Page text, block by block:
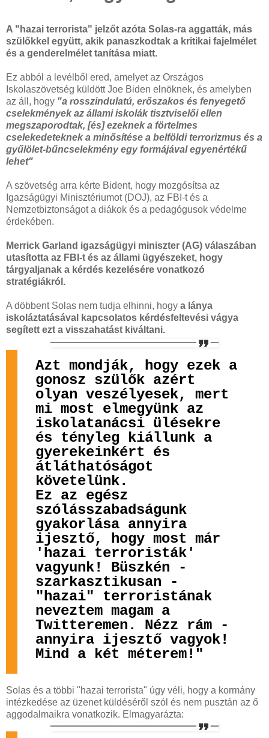
A "hazai terrorista" jelzőt azóta Solas-ra aggatták, más
szülőkkel együtt, akik panaszkodtak a kritikai fajelmélet
és a genderelmélet tanítása miatt.
Ez abból a levélből ered, amelyet az Országos
Iskolaszövetség küldött Joe Biden elnöknek, és amelyben
az áll, hogy "a rosszindulatú, erőszakos és fenyegető
cselekmények az állami iskolák tisztviselői ellen
megszaporodtak, [és] ezeknek a förtelmes
cselekedeteknek a minősítése a belföldi terrorizmus és a
gyűlölet-bűncselekmény egy formájával egyenértékű
lehet"
A szövetség arra kérte Bident, hogy mozgósítsa az
Igazságügyi Minisztériumot (DOJ), az FBI-t és a
Nemzetbiztonságot a diákok és a pedagógusok védelme
érdekében.
Merrick Garland igazságügyi miniszter (AG) válaszában
utasította az FBI-t és az állami ügyészeket, hogy
tárgyaljanak a kérdés kezelésére vonatkozó
stratégiákról.
A döbbent Solas nem tudja elhinni, hogy a lánya
iskoláztatásával kapcsolatos kérdésfeltevési vágya
segített ezt a visszahatást kiváltani.
Azt mondják, hogy ezek a
gonosz szülők azért
olyan veszélyesek, mert
mi most elmegyünk az
iskolatanácsi ülésekre
és tényleg kiállunk a
gyerekeinkért és
átláthatóságot
követelünk.
Ez az egész
szólásszabadságunk
gyakorlása annyira
ijesztő, hogy most már
'hazai terroristák'
vagyunk! Büszkén -
szarkasztikusan -
"hazai" terroristának
neveztem magam a
Twitteremen. Nézz rám -
annyira ijesztő vagyok!
Mind a két méterem!"
Solas és a többi "hazai terrorista" úgy véli, hogy a kormány
intézkedése az üzenet küldéséről szól és nem pusztán az ő
aggodalmaikra vonatkozik. Elmagyarázta: